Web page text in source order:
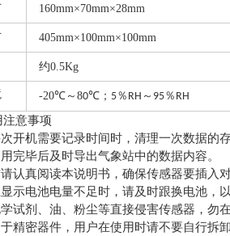
160mm×70mm×28mm
405mm×100mm×100mm
约0.5Kg
-20℃～80℃； 5％ RH ～ 95％ RH
意事项
机需要记录时间时，清理一次数据的存
毕后及时导出气象站中的数据内容。
真阅读本说明书，确保传感器要插入
电池电量不足时，请及时跟换电池，
剂、油、粉尘等直接侵害传感器，勿
密器件，用户在使用时请不要自行拆